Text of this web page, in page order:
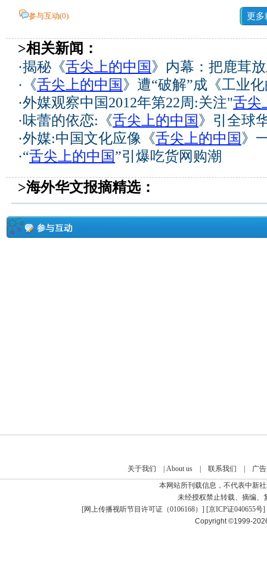
参与互动(0) 更多
>相关新闻：
·揭秘《舌尖上的中国 》内幕：把鹿茸
· 《舌尖上的中国 》遭“破解”成《工业
·外媒观察中国2012年第22周:关注"舌尖
·味蕾的依恋:《舌尖上的中国 》引全球
·外媒:中国文化应像《舌尖上的中国 》
·“舌尖上的中国”引爆吃货网购潮
>海外华文报摘精选：
关于我们 About us| 联系我们
广
本网站所刊载信息，不代表中新
未经授权禁止转载、摘编、
[网上传播视听节目许可证（0106168） ] [京ICP证040655号]
Copyright ©1999-